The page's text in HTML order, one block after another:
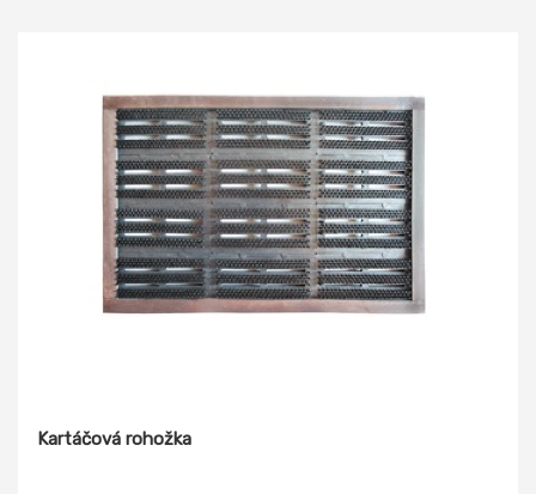
Kartáčová rohožka